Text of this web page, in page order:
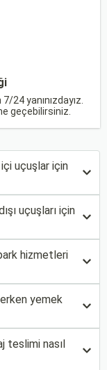
24 yanınızdayız.
geçebilirsiniz.
uçuşlar için
uçuşları için
hizmetleri
yemek
teslimi nasıl